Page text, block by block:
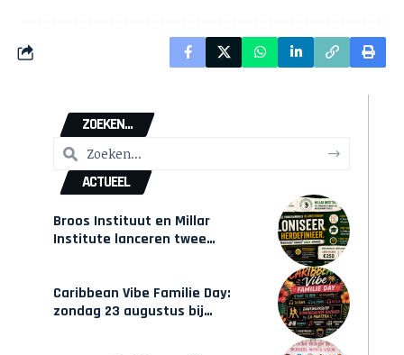
ZOEKEN...
ACTUEEL
Broos Instituut en Millar
Institute lanceren twee
Caribbean Vibe Familie Day:
zondag 23 augustus bij